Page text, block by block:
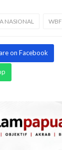
NASIONAL
on Facebook